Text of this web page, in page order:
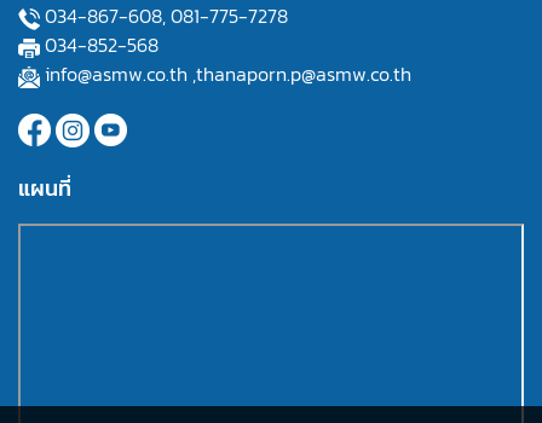
034-867-608,081-775-7278
034-852-568
info@asmw.co.th ,thanaporn.p@asmw.co.th
แผนที่